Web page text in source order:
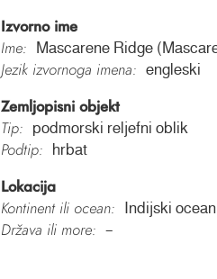
Izvorno ime
Ime:
Mascarene Ridge
Jezik izvornoga imena: engleski
Zemljopisni objekt
Tip:
podmorski reljefni oblik
Podtip: hrbat
Lokacija
Kontinent ili ocean:
Indijski ocean
Država ili more: –